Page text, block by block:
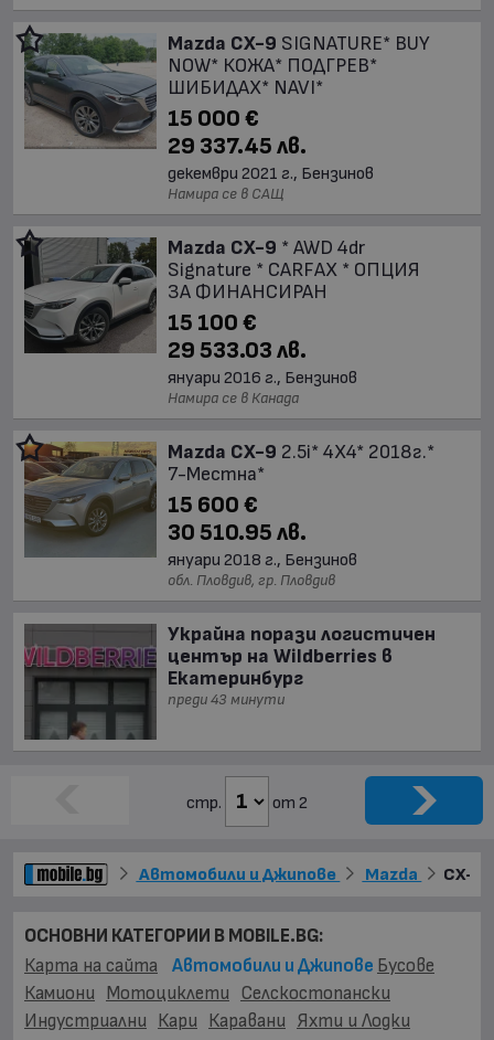
Mazda CX-9 SIGNATURE* BUY
NOW* КОЖА* ПОДГРЕВ*
ШИБИДАХ* NAVI*
15 000 €
29 337.45 лв.
декември 2021 г., Бензинов
Намира се в САЩ
Mazda CX-9 * AWD 4dr
Signature * CARFAX * ОПЦИЯ
ЗА ФИНАНСИРАН
15 100 €
29 533.03 лв.
януари 2016 г., Бензинов
Намира се в Канада
Mazda CX-9 2.5i* 4X4* 2018г.*
7-Местна*
15 600 €
30 510.95 лв.
януари 2018 г., Бензинов
обл. Пловдив, гр. Пловдив
Украйна порази логистичен
център на Wildberries в
Екатеринбург
преди 43 минути
стр. от 2
Автомобили и Джипове Mazda CX-9
ОСНОВНИ КАТЕГОРИИ В MOBILE.BG:
Карта на сайта
Автомобили и Джипове Бусове
Камиони Мотоциклети Селскостопански
Индустриални Кари Каравани Яхти и Лодки